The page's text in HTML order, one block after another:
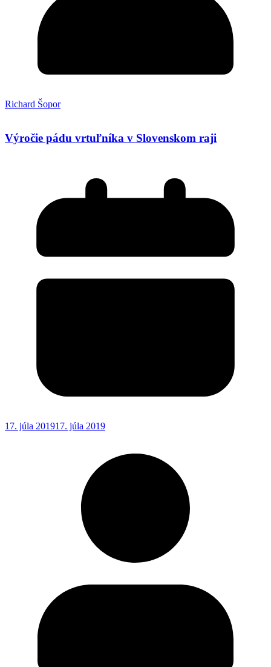
Richard Šopor
Výročie pádu vrtuľníka v Slovenskom raji
17. júla 201917. júla 2019